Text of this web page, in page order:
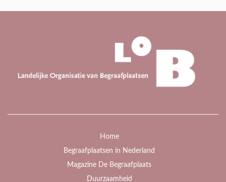
Home
Begraafplaatsen in Nederland
Magazine De Begraafplaats
Duurzaamheid